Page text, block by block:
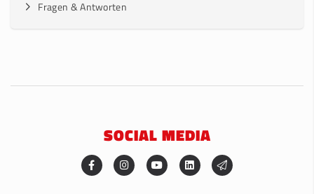
Fragen & Antworten
SOCIAL MEDIA